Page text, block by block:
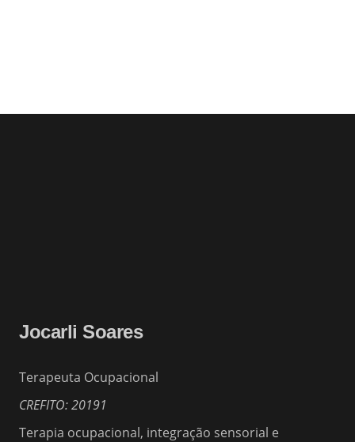
Jocarli Soares
Terapeuta Ocupacional
CREFITO: 20191
Terapia ocupacional, integração sensorial e